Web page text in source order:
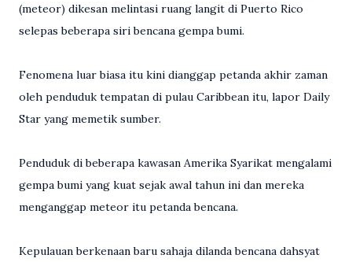
(meteor) dikesan melintasi ruang langit di Puerto Rico
selepas beberapa siri bencana gempa bumi.
Fenomena luar biasa itu kini dianggap petanda akhir zaman
oleh penduduk tempatan di pulau Caribbean itu, lapor Daily
Star yang memetik sumber.
Penduduk di beberapa kawasan Amerika Syarikat mengalami
gempa bumi yang kuat sejak awal tahun ini dan mereka
menganggap meteor itu petanda bencana.
Kepulauan berkenaan baru sahaja dilanda bencana dahsyat